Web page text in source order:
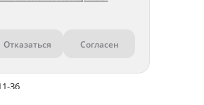
36
Отказаться Согласен